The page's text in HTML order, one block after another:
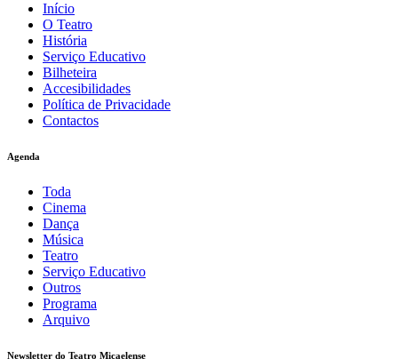
Início
O Teatro
História
Serviço Educativo
Bilheteira
Accesibilidades
Política de Privacidade
Contactos
Agenda
Toda
Cinema
Dança
Música
Teatro
Serviço Educativo
Outros
Programa
Arquivo
Newsletter do Teatro Micaelense